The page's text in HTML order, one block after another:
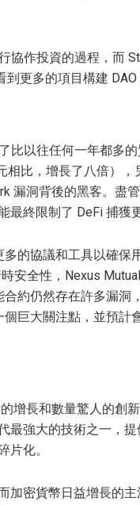
協作投資的過程，而
更多的項目構建 DAO
比以往任何一年都多
相比，增長了八倍）
漏洞背後的黑客。盡
終限制了 DeFi 捕獲
的協議和工具以確保
安全性，Nexus
約仍然存在許多漏洞
巨大關注點，並預
增長和數量驚人的創
最強大的技術之一，
片化。
密貨幣日益增長的